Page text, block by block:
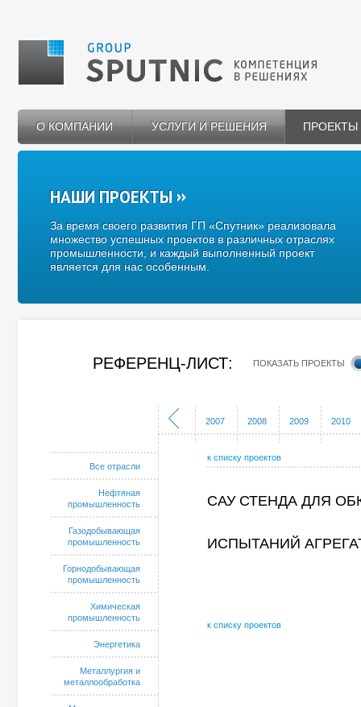
О КОМПАНИИ УСЛУГИ И РЕШЕНИЯ ПРОЕКТЫ
НАШИ ПРОЕКТЫ
За время своего развития ГП «Спутник» реализовала
множество успешных проектов в различных отраслях
промышленности, и каждый выполненный проект
является для нас особенным.
РЕФЕРЕНЦ-ЛИСТ: ПОКАЗАТЬ ПРОЕКТЫ
Все отрасли
Нефтяная
промышленность
Газодобывающая
промышленность
Горнодобывающая
промышленность
Химическая
промышленность
Энергетика
Металлургия и
металлообработка
2006 2007 2008 2009 2010
к списку проектов
САУ СТЕНДА ДЛЯ
ИСПЫТАНИЙ
к списку проектов